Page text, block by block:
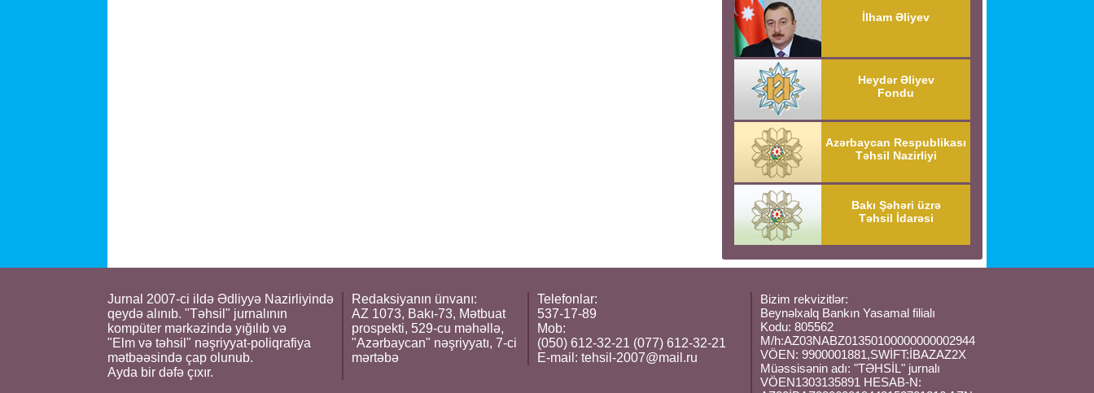
İlham Əliyev
Heydər Əliyev
Fondu
Azərbaycan Respublikası
Təhsil Nazirliyi
Bakı Şəhəri üzrə
Təhsil İdarəsi
Jurnal 2007-ci ildə Ədliyyə Nazirliyində
qeydə alınıb. "Təhsil" jurnalının
kompüter mərkəzində yığılıb və
"Elm və təhsil" nəşriyyat-poliqrafiya
mətbəəsində çap olunub.
Ayda bir dəfə çıxır.
Redaksiyanın ünvanı:
AZ 1073, Bakı-73, Mətbuat
prospekti, 529-cu məhəllə,
"Azərbaycan" nəşriyyatı, 7-ci
mərtəbə
Telefonlar:
537-17-89
Mob:
(050) 612-32-21 (077) 612-32-21
E-mail: tehsil-2007@mail.ru
Bizim rekvizitlər:
Beynəlxalq Bankın Yasamal filialı
Kodu: 805562
M/h:AZ03NABZ01350100000000002944
VÖEN: 9900001881,SWİFT:İBAZAZ2X
Müəssisənin adı: "TƏHSİL" jurnalı
VÖEN1303135891 HESAB-N: